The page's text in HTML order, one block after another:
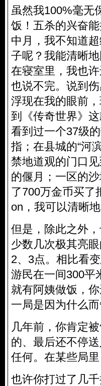
虽然我100%毫无
饭！五杀的兴奋
中月，我不知道
子呢？我能清晰
在寝室里，我也
也说不完。说到
浮现在我的眼前
到《传奇世界》
看到过一个37级
指；在县城的“河
禁地道观的门口
的偃月；一区的
了700万金币买了
on，我可以清晰
但是，除此之外
少数几次极其亮
2、3点。相比看
游民在一间300平
就有阿姨做饭，
一局是因为什么
几年前，你肯定
的、最后还不停
任何。在某些局
也许你打过了几